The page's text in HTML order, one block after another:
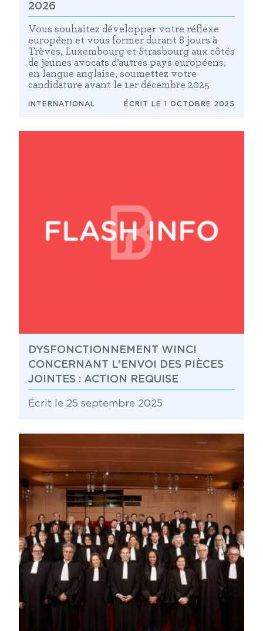
2026
Vous souhaitez développer votre réflexe
européen et vous former durant 8 jours à
Trèves, Luxembourg et Strasbourg aux côtés
de jeunes avocats d’autres pays européens,
en langue anglaise, soumettez votre
candidature avant le 1er décembre 2025
INTERNATIONAL ÉCRIT LE 1 OCTOBRE 2025
DYSFONCTIONNEMENT WINCI
CONCERNANT L'ENVOI DES PIÈCES
JOINTES : ACTION REQUISE
Écrit le 25 septembre 2025